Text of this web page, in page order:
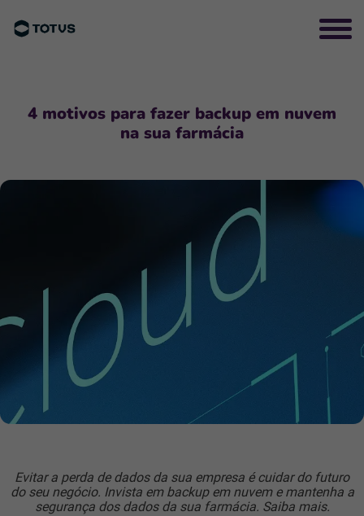
4 motivos para fazer backup em nuvem
na sua farmácia
Evitar a perda de dados da sua empresa é cuidar do futuro
do seu negócio. Invista em backup em nuvem emantenha a
segurança dos dados da sua farmácia. Saiba mais.